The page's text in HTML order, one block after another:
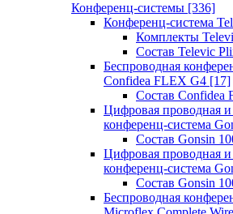
Конференц-системы [336]
Конференц-система
Комплекты
Состав Televic
Беспроводная
Confidea FLEX G4 [17]
Состав Confidea
Цифровая проводная и
конференц-система
Состав Gonsin
Цифровая проводная и
конференц-система
Состав Gonsin
Беспроводная